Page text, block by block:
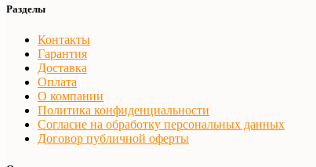
Разделы
Контакты
Гарантия
Доставка
Оплата
О компании
Политика конфиденциальности
Согласие на обработку персональных данных
Договор публичной оферты